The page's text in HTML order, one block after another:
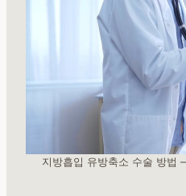
지방흡입 유방축소 수술 방법